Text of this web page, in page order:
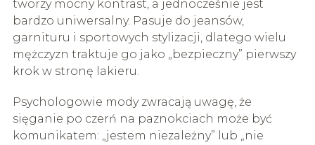
tworzy mocny kontrast, a jednocześnie jest
bardzo uniwersalny. Pasuje do jeansów,
garnituru i sportowych stylizacji, dlatego wielu
mężczyzn traktuje go jako „bezpieczny” pierwszy
krok w stronę lakieru.
Psychologowie mody zwracają uwagę, że
sięganie po czerń na paznokciach może być
komunikatem: „jestem niezależny” lub „nie